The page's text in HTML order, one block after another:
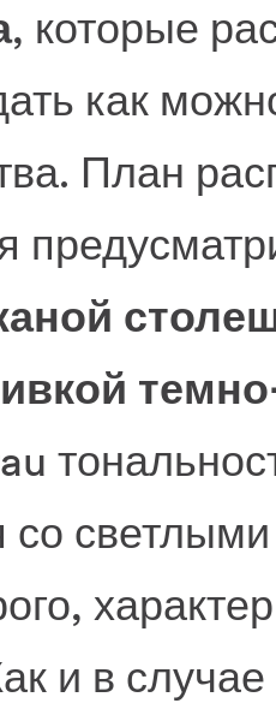
, которые
как
План
со
и в